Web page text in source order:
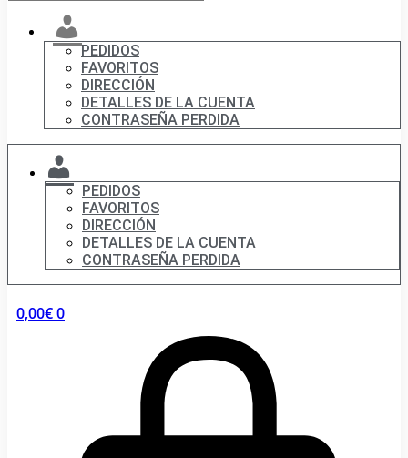
cuenta
PEDIDOS
FAVORITOS
DIRECCIÓN
DETALLES DE LA CUENTA
CONTRASEÑA PERDIDA
CUENTA
PEDIDOS
FAVORITOS
DIRECCIÓN
DETALLES DE LA CUENTA
CONTRASEÑA PERDIDA
0,00€0